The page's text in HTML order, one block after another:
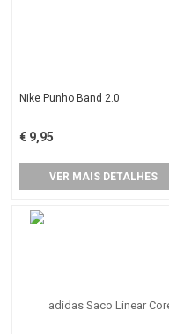
Nike Punho Band 2.0
€ 9,95
VER MAIS DETALHES